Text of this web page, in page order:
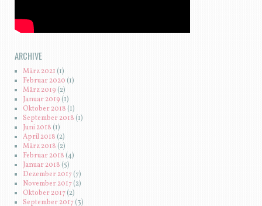
ARCHIVE
März 2021(1)
Februar 2020 (1)
März 2019 (2)
Januar 2019 (1)
Oktober 2018(1)
September 2018 (1)
Juni 2018 (1)
April 2018(2)
März 2018 (2)
Februar 2018(4)
Januar 2018 (5)
Dezember 2017(7)
November 2017(2)
Oktober 2017(2)
September 2017(3)